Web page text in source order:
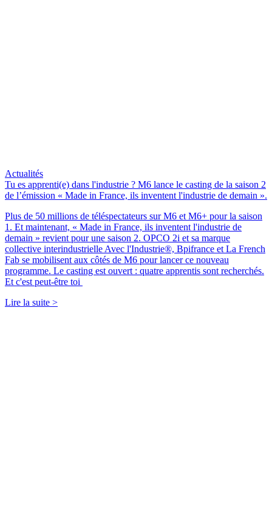
Actualités
Tu es apprenti(e) dans l'industrie ? M6 lance le casting de la saison 2
de l’émission « Made in France, ils inventent l'industrie de demain ».
Plus de 50 millions de téléspectateurs sur M6 et M6+ pour la saison
1. Et maintenant, « Made in France, ils inventent l'industrie de
demain » revient pour une saison 2. OPCO 2i et sa marque
collective interindustrielle Avec l'Industrie®, Bpifrance et La French
Fab se mobilisent aux côtés de M6 pour lancer ce nouveau
programme. Le casting est ouvert : quatre apprentis sont recherchés.
Et c'est peut-être toi
Lire la suite >